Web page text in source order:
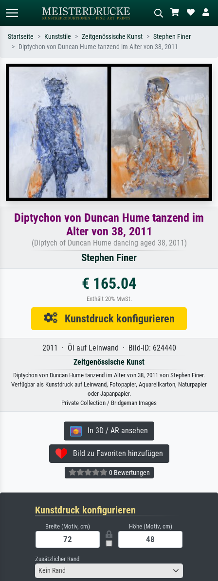
Suchen Sie nach Künstlern, Werktiteln
oder Stilen – z.B. Monet,
Sternennacht, Impressionismus, Welle
Hokusai, Akt.
Beschreiben Sie die Szene – z.B. Grüne
Wiese, Abstrakt mit viel Rot, Dunkles
Ölgemälde, Stehender Akt neben einem
Baum.
Startseite Kunststile Zeitgenössische Kunst
Stephen Finer
Diptychon von Duncan Hume tanzend im Alter von 38, 2011
Diptychon von Duncan Hume tanzend im
Alter von 38, 2011
(Diptych of Duncan Hume dancing aged 38, 2011)
Stephen Finer
€ 165.04
Enthält 20% MwSt.
Kunstdruck konfigurieren
2011 · Öl auf Leinwand · Bild-ID: 624440
Zeitgenössische Kunst
Diptychon von Duncan Hume tanzend im Alter von 38, 2011 von Stephen Finer.
Verfügbar als Kunstdruck auf Leinwand, Fotopapier, Aquarellkarton, Naturpapier
oder Japanpapier.
Private Collection / Bridgeman Images
In 3D / AR ansehen
Bild zu Favoriten hinzufügen
0 Bewertungen
Kunstdruck konfigurieren
Breite (Motiv, cm) Höhe (Motiv, cm)
Zusätzlicher Rand
Kein Rand